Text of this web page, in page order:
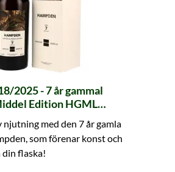
2025 - 7 år gammal
Edition HGML
med den 7 år gamla
som förenar konst och
din flaska!